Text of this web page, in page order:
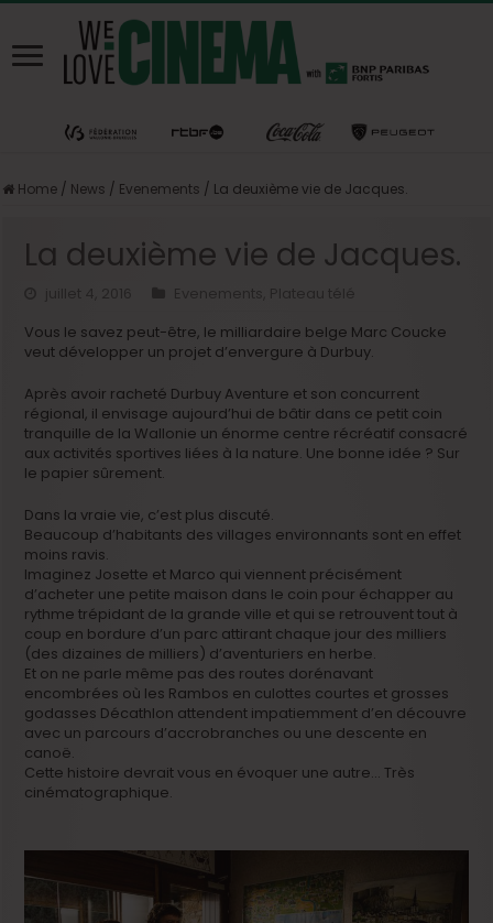
Home / News / Evenements / La deuxième vie de Jacques.
La deuxième vie de Jacques.
Evenements
Vous le savez peut-être, le milliardaire belge Marc Coucke
veut développer un projet d’envergure à Durbuy.
Après avoir racheté Durbuy Aventure et son concurrent
régional, il envisage aujourd’hui de bâtir dans ce petit coin
tranquille de la Wallonie un énorme centre récréatif consacré
aux activités sportives liées à la nature. Une bonne idée ? Sur
le papier sûrement.
Dans la vraie vie, c’est plus discuté.
Beaucoup d’habitants des villages environnants sont en effet
moins ravis.
Imaginez Josette et Marco qui viennent précisément
d’acheter une petite maison dans le coin pour échapper au
rythme trépidant de la grande ville et qui se retrouvent tout à
coup en bordure d’un parc attirant chaque jour des milliers
(des dizaines de milliers) d’aventuriers en herbe.
Et on ne parle même pas des routes dorénavant
encombrées où les Rambos en culottes courtes et grosses
godasses Décathlon attendent impatiemment d’en découvre
avec un parcours d’accrobranches ou une descente en
canoë.
Cette histoire devrait vous en évoquer une autre… Très
cinématographique.